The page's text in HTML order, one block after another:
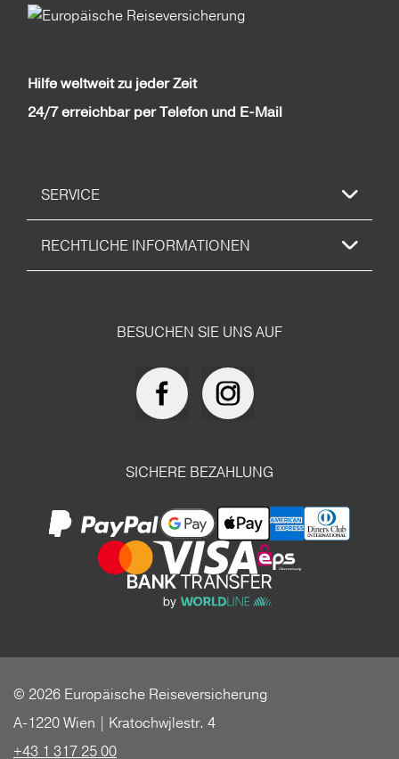
Hilfe weltweit zu jeder Zeit
24/7 erreichbar per Telefon und E-Mail
SERVICE
RECHTLICHE INFORMATIONEN
BESUCHEN SIE UNS AUF
SICHERE BEZAHLUNG
© 2026 Europäische Reiseversicherung
A-1220 Wien | Kratochwjlestr. 4
+43 1 317 25 00